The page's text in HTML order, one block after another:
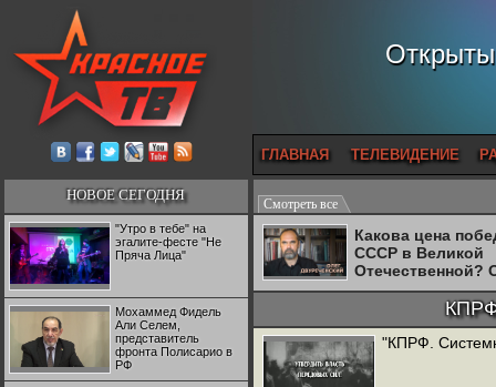
ГЛАВНАЯ ТЕЛЕВИДЕНИЕ
НОВОЕ СЕГОДНЯ
"Утро в тебе" на
эгалите-фесте "Не
Пряча Лица"
Мохаммед Фидель
Али Селем,
представитель
фронта Полисарио в
РФ
Смотреть все
Какова цена
СССР в Великой
Отечественной?
Двуреченский о
потерянной
"КПРФ.